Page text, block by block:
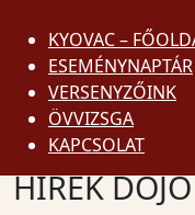
KYOVAC –
ESEMÉNYNAPTÁR
VERSENYZŐINK
ÖVVIZSGA
KAPCSOLAT
DOJO KUN
KYOKUSHIN
HÍREK